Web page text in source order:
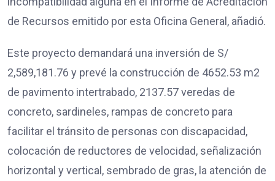
de Recursos emitido por esta Oficina General, añadió.
Este proyecto demandará una inversión de S/
2,589,181.76 y prevé la construcción de 4652.53 m2
de pavimento intertrabado, 2137.57 veredas de
concreto, sardineles, rampas de concreto para
facilitar el tránsito de personas con discapacidad,
colocación de reductores de velocidad, señalización
horizontal y vertical, sembrado de gras, la atención de